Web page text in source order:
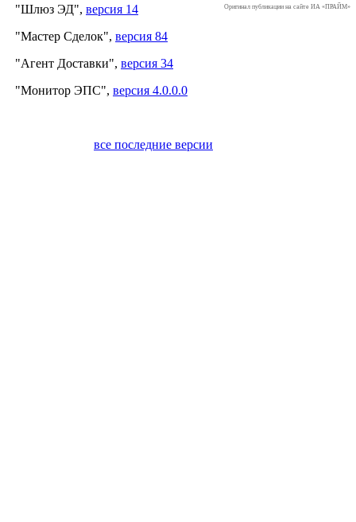
"Шлюз ЭД", версия 14
"Мастер Сделок", версия 84
"Агент Доставки", версия 34
"Монитор ЭПС", версия 4.0.0.0
все последние версии
Оригинал публикации на сайте ИА «ПРАЙМ»